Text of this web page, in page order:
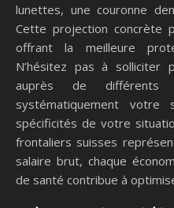
lunettes, une couronne
Cette projection concrète
offrant la meilleure
N’hésitez pas à solliciter
auprès de différents
systématiquement
spécificités de votre
frontaliers suisses
salaire brut, chaque
de santé contribue à